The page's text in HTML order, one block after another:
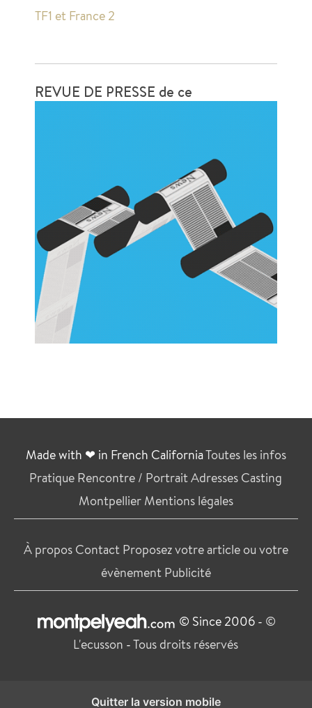
TF1 et France 2
REVUE DE PRESSE de ce
Made with ❤ in French CaliforniaToutes les infos
Pratique Rencontre / PortraitAdresses Casting
Montpellier Mentions légales
À propos Contact Proposez votre article ou votre
évènement Publicité
© Since 2006 - ©
L'ecusson -Tous droits réservés
Quitter la version mobile